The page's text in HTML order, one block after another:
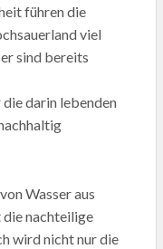
führen die
viel
sind bereits
darin lebenden
Wasser aus
nachteilige
wird nicht nur die